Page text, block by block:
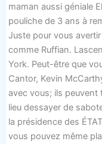
maman aussi géniale
pouliche de 3 ans à
Juste pour vous
comme Ruffian.
York. Peut-être que
Cantor, Kevin
avec vous; ils peuvent
lieu dessayer de
la présidence des
vous pouvez même